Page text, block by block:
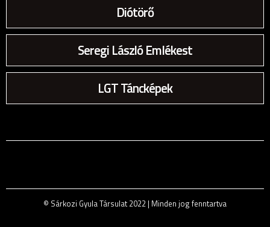
Diótörő
Seregi László Emlékest
LGT Táncképek
© Sárkozi Gyula Társulat 2022 | Minden jog fenntartva